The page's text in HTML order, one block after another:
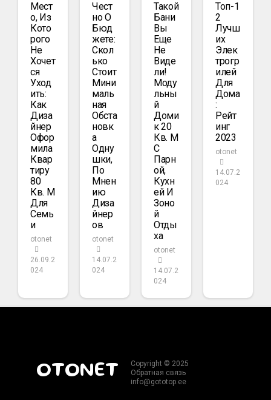
Мест
О, Из
Кото
Рого
Не
Хочет
Ся
Уход
Ить:
Как
Диза
Йнер
Офор
Мила
Квар
Тиру
80
Кв. М
Для
Семь
И
otonet
26.09.2
024
Чест
Но О
Бюд
Жете:
Скол
Ько
Стоит
Мини
Маль
Ная
Обста
Новк
А
Одну
Шки,
По
Мнен
Ию
Диза
Йнер
Ов
otonet
14.07.2
024
Такой
Бани
Вы
Еще
Не
Виде
Ли!
Моду
Льны
Й
Доми
К 20
Кв. М
С
Парн
Ой,
Кухн
Ей И
Зоно
Й
Отды
Ха
otonet
14.07.2
024
Топ-1
2
Лучш
Их
Элек
Трогр
Илей
Для
Дома
:
Рейт
Инг
2023
otonet
14.07.2
024
OTONET
Copyright © 2025
Обратная связь
info@gototop.ee